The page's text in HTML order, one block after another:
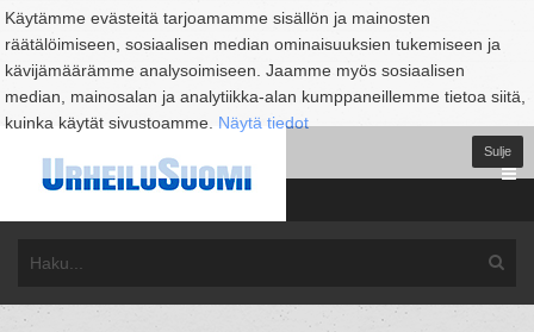
Käytämme evästeitä tarjoamamme sisällön ja mainosten
räätälöimiseen, sosiaalisen median ominaisuuksien tukemiseen ja
kävijämäärämme analysoimiseen. Jaamme myös sosiaalisen
median, mainosalan ja analytiikka-alan kumppaneillemme tietoa siitä,
kuinka käytät sivustoamme. Näytä tiedot
Sulje